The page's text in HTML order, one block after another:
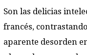
Son las delicias
francés,
aparente desorden